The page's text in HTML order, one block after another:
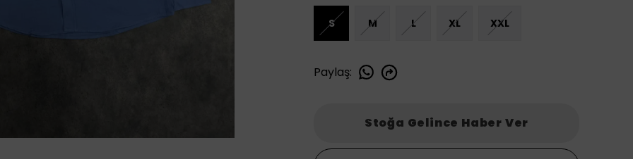
S M L XL XXL
Paylaş:
Stoğa Gelince Haber Ver